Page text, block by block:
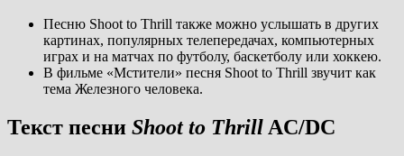
Песню Shoot to Thrill также можно услышать в других
картинах, популярных телепередачах, компьютерных
играх и на матчах по футболу, баскетболу или хоккею.
В фильме «Мстители» песня Shoot to Thrill звучит как
тема Железного человека.
Текст песни Shoot to Thrill AC/DC